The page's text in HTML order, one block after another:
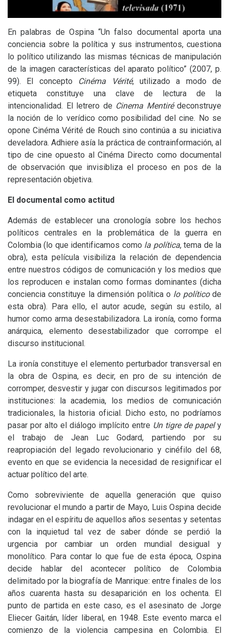
En palabras de Ospina “Un falso documental aporta una
conciencia sobre la política y sus instrumentos, cuestiona
lo político utilizando las mismas técnicas de manipulación
de la imagen características del aparato político” (2007, p.
99). El concepto Cinéma Vérité, utilizado a modo de
etiqueta constituye una clave de lectura de la
intencionalidad. El letrero de Cinema Mentiré deconstruye
la noción de lo verídico como posibilidad del cine. No se
opone Cinéma Vérité de Rouch sino continúa a su iniciativa
develadora. Adhiere asía la práctica de contrainformación, al
tipo de cine opuesto al Cinéma Directo como documental
de observación que invisibliza el proceso en pos de la
representación objetiva.
El documental como actitud
Además de establecer una cronología sobre los hechos
políticos centrales en la problemática de la guerra en
Colombia (lo que identificamos como la política, tema de la
obra), esta película visibiliza la relación de dependencia
entre nuestros códigos de comunicación y los medios que
los reproducen e instalan como formas dominantes (dicha
conciencia constituye la dimensión política o lo políticode
esta obra). Para ello, el autor acude, según su estilo, al
humor como arma desestabilizadora. La ironía, como forma
anárquica, elemento desestabilizador que corrompe el
discurso institucional.
La ironía constituye el elemento perturbador transversal en
la obra de Ospina, es decir, en pro de su intención de
corromper, desvestir y jugar con discursos legitimados por
instituciones: la academia, los medios de comunicación
tradicionales, la historia oficial. Dicho esto, no podríamos
pasar por alto el diálogo implícito entre Un tigre de papely
el trabajo de Jean Luc Godard, partiendo por su
reapropiación del legado revolucionario y cinéfilo del 68,
evento en que se evidencia la necesidad de resignificar el
actuar político del arte.
Como sobreviviente de aquella generación que quiso
revolucionar el mundo a partir de Mayo, Luis Ospina decide
indagar en el espíritu de aquellos años sesentas y setentas
con la inquietud tal vez de saber dónde se perdió la
urgencia por cambiar un orden mundial desigual y
monolítico. Para contar lo que fue de esta época, Ospina
decide hablar del acontecer político de Colombia
delimitado por la biografía de Manrique: entre finales de los
años cuarenta hasta su desaparición en los ochenta. El
punto de partida en este caso, es el asesinato de Jorge
Eliecer Gaitán, líder liberal, en 1948. Este evento marca el
comienzo de la violencia campesina en Colombia. El